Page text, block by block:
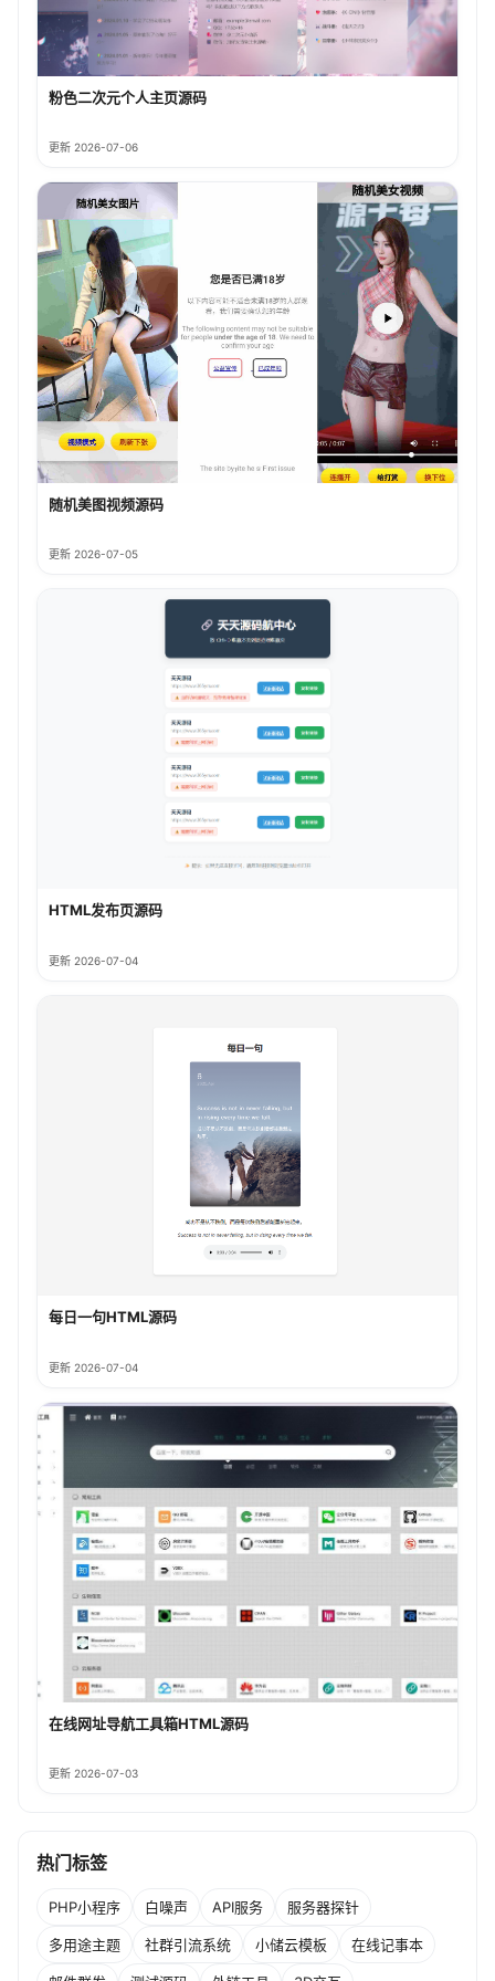
粉色二次元个人主页源码
更新 2026-07-06
随机美图视频源码
更新 2026-07-05
HTML发布页源码
更新 2026-07-04
每日一句HTML源码
更新 2026-07-04
在线网址导航工具箱HTML源码
更新 2026-07-03
热门标签
PHP小程序 白噪声 API服务 服务器探针
多用途主题 社群引流系统 小储云模板 在线记事本